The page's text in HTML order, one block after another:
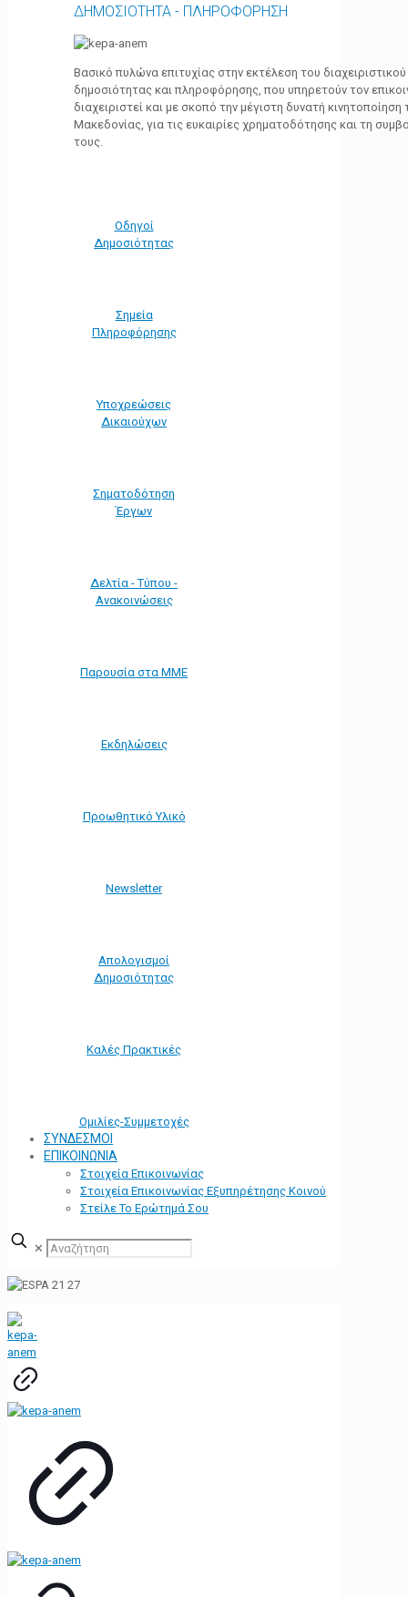
ΔΗΜΟΣΙΟΤΗΤΑ - ΠΛΗΡΟΦΟΡΗΣΗ
Βασικό πυλώνα επιτυχίας στην εκτέλεση του
δημοσιότητας και πληροφόρησης, που υπηρετούν τον
διαχειριστεί και με σκοπό την μέγιστη δυνατή
Μακεδονίας, για τις ευκαιρίες χρηματοδότησης και τη
τους.
Οδηγοί
Δημοσιότητας
Σημεία
Πληροφόρησης
Υποχρεώσεις
Δικαιούχων
Σηματοδότηση
Έργων
Δελτία - Τύπου -
Ανακοινώσεις
Παρουσία στα ΜΜΕ
Εκδηλώσεις
Προωθητικό Υλικό
Νewsletter
Απολογισμοί
Δημοσιότητας
Καλές Πρακτικές
Ομιλίες-Συμμετοχές
ΣΥΝΔΕΣΜΟΙ
ΕΠΙΚΟΙΝΩΝΙΑ
Στοιχεία Επικοινωνίας
Στοιχεία Επικοινωνίας Εξυπηρέτησης Κοινού
Στείλε Το Ερώτημά Σου
✕